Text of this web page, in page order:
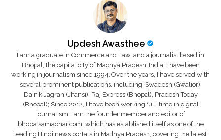
Updesh Awasthee
I am a graduate in Commerce and Law, and a journalist based in
Bhopal, the capital city of Madhya Pradesh, India. I have been
working in journalism since 1994. Over the years, I have served with
several prominent publications, including: Swadesh (Gwalior),
Dainik Jagran (Jhansi), Raj Express (Bhopal), Pradesh Today
(Bhopal); Since 2012, I have been working full-time in digital
journalism. I am the founder member and editor of
bhopalsamachar.com, which has established itself as one of the
leading Hindi news portals in Madhya Pradesh, covering the latest